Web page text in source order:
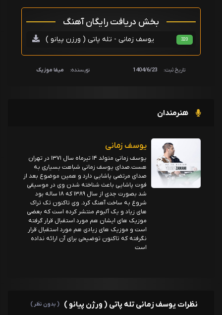
بخش دریافت رایگان آهنگ
یوسف زمانی - تله پاتی ( ورزن پیانو ) 320
تاریخ ثبت: 1404/6/23 نویسنده: میفا موزیک
هنرمندان
یوسف زمانی
یوسف زمانی متولد ۱۴ تیرماه سال ۱۳۷۱ در تهران
هست.صدای یوسف زمانی شباهت بسیاری به
صدای مرتضی پاشایی دارد و همین موضوع بعد از
فوت پاشایی باعث شناخته شدن وی در موسیقی
شد بصورت جدی از سال ۱۳۸۹ که ۱۸ ساله بود
شروع به ساخت آهنگ کرد. وی تاکنون تک تراک
های زیاد و یک آلبوم منتشر کرده است که بعضی
موزیک های ایشان هم مورد استقبال قرار گرفته
است و موزیک های زیادی هم مورد استقبال قرار
نگرفته که تاکنون توضیحی برای آن ارائه نداده
است
نظرات یوسف زمانی تله پاتی ( ورژن پیانو ) ( بدون نظر )